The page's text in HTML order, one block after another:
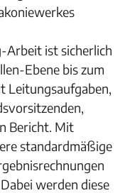
Arbeit ist sicherlich
Ebene bis zum
Leitungsaufgaben,
Bericht. Mit
standardmäßige
werden diese